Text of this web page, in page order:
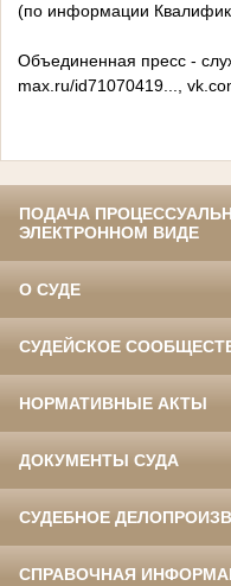
(по информации
Объединенная пресс -
max.ru/id71070419...,
ПОДАЧА
ЭЛЕКТРОННОМ ВИДЕ
О СУДЕ
СУДЕЙСКОЕ
НОРМАТИВНЫЕ АКТЫ
ДОКУМЕНТЫ СУДА
СУДЕБНОЕ
СПРАВОЧНАЯ